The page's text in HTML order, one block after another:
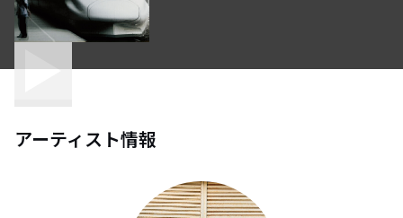
アーティスト情報